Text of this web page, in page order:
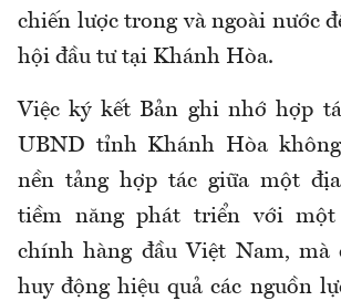
chiến lược trong và ngoài nước
hội đầu tư tại Khánh Hòa.
Việc ký kết Bản ghi nhớ hợp
UBND tỉnh Khánh Hòa
nền tảng hợp tác giữa một
tiềm năng phát triển với
chính hàng đầu Việt Nam, mà
huy động hiệu quả các nguồn